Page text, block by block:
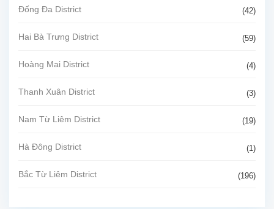
Đống Đa District (42)
Hai Bà Trưng District (59)
Hoàng Mai District (4)
Thanh Xuân District (3)
Nam Từ Liêm District (19)
Hà Đông District (1)
Bắc Từ Liêm District (196)